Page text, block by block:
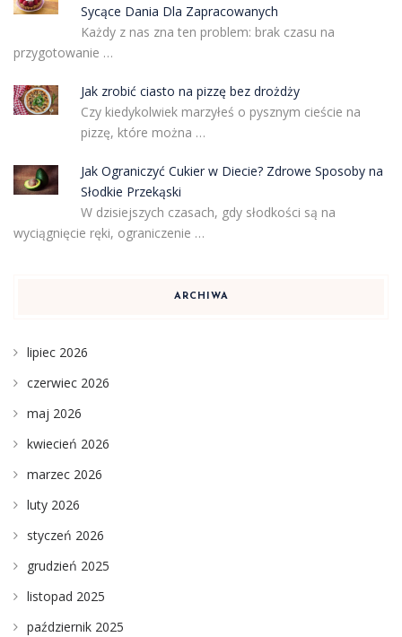
Sycące Dania Dla Zapracowanych
Każdy z nas zna ten problem: brak czasu na
przygotowanie …
Jak zrobić ciasto na pizzę bez drożdży
Czy kiedykolwiek marzyłeś o pysznym cieście na
pizzę, które można …
Jak Ograniczyć Cukier w Diecie? Zdrowe Sposoby na
Słodkie Przekąski
W dzisiejszych czasach, gdy słodkości są na
wyciągnięcie ręki, ograniczenie …
ARCHIWA
lipiec 2026
czerwiec 2026
maj 2026
kwiecień 2026
marzec 2026
luty 2026
styczeń 2026
grudzień 2025
listopad 2025
październik 2025